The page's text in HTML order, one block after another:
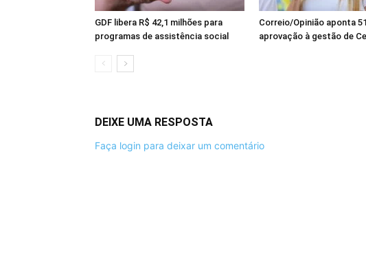
GDF libera R$ 42,1 milhões para
programas de assistência social
Correio/Opinião aponta
aprovação à gestão de
DEIXE UMA RESPOSTA
Faça login para deixar um comentário